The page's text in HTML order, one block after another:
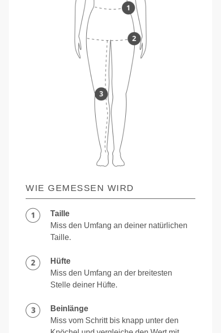
WIE GEMESSEN WIRD
Taille
Miss den Umfang an deiner natürlichen
Taille.
Hüfte
Miss den Umfang an der breitesten
Stelle deiner Hüfte.
Beinlänge
Miss vom Schritt bis knapp unter den